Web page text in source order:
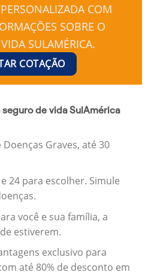
COM
SOBRE O
SULAMÉRICA.
COTAÇÃO
de vida SulAmérica
Graves, até 30
24 para escolher. Simule
você e sua família, a
estiverem.
exclusivo para
até 80% de desconto em